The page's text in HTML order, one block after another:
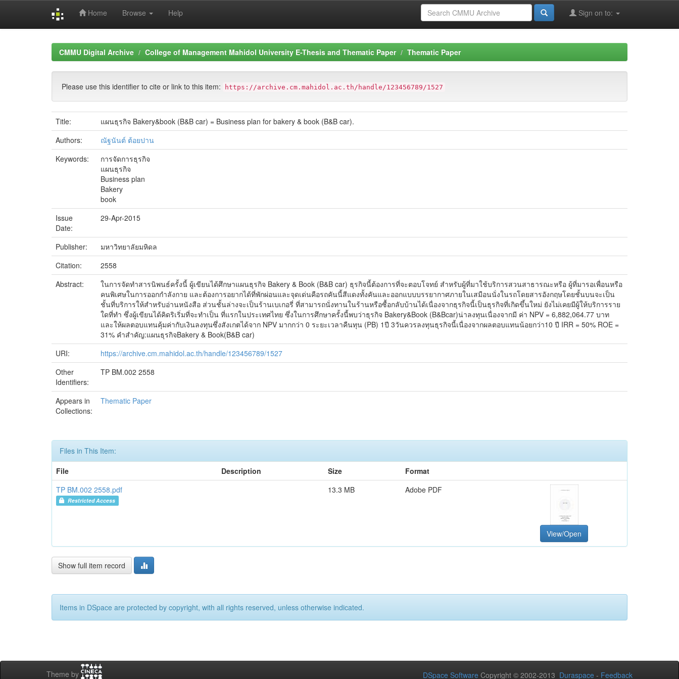
Home Browse Help Sign on to:
CMMU Digital Archive College of Management Mahidol University E-Thesis and Thematic Paper Thematic Paper
Please use this identifier to cite or link to this item: https://archive.cm.mahidol.ac.th/handle/123456789/1527
Title:
แผนธุรกิจ Bakery&book (B&B car) = Business plan for bakery & book (B&B car).
Authors:
ณัฐนันต์ ต้อยปาน
Keywords:
การจัดการธุรกิจ
แผนธุรกิจ
Business plan
Bakery
book
Issue
Date:
29-Apr-2015
Publisher:
มหาวิทยาลัยมหิดล
Citation:
2558
Abstract:
ในการจัดทำสารนิพนธ์ครั้งนี้ ผู้เขียนได้ศึกษาแผนธุรกิจ Bakery & Book (B&B car) ธุรกิจนี้ต้องการที่จะตอบโจทย์ สำหรับผู้ที่มาใช้บริการสวนสาธารณะหรือ ผู้ที่มารอเพื่อนหรือ
คนพิเศษในการออกกำลังกาย และต้องการอยากได้ที่พักผ่อนและจุดเด่นคือรถคันนี้สีแดงทั้งคันและออกแบบบรรยากาศภายในเสมือนนั่งในรถโดยสารอังกฤษโดยชั้นบนจะเป็น
ชั้นที่บริการให้สำหรับอ่านหนังสือ ส่วนชั้นล่างจะเป็นร้านเบเกอรี่ ที่สามารถนั่งทานในร้านหรือซื้อกลับบ้านได้เนื่องจากธุรกิจนี้เป็นธุรกิจที่เกิดขึ้นใหม่ ยังไม่เคยมีผู้ให้บริการราย
ใดที่ทำ ซึ่งผู้เขียนได้คิดริเริ่มที่จะทำเป็น ที่แรกในประเทศไทย ซึ่งในการศึกษาครั้งนี้พบว่าธุรกิจ Bakery&Book (B&Bcar)น่าลงทุนเนื่องจากมี ค่า NPV = 6,882,064.77 บาท
และให้ผลตอบแทนคุ้มค่ากับเงินลงทุนซึ่งสังเกตได้จาก NPV มากกว่า 0 ระยะเวลาคืนทุน (PB) 1ปี 3วันควรลงทุนธุรกิจนี้เนื่องจากผลตอบแทนน้อยกว่า10 ปี IRR = 50% ROE =
31% คำสำคัญ:แผนธุรกิจBakery & Book(B&B car)
URI:
https://archive.cm.mahidol.ac.th/handle/123456789/1527
Other
Identifiers:
TP BM.002 2558
Appears in
Collections:
Thematic Paper
Files in This Item:
File
Description Size
Format
TP BM.002 2558.pdf
Restricted Access
13.3 MB Adobe PDF
View/Open
Show full item record
Items in DSpace are protected by copyright, with all rights reserved, unless otherwise indicated.
Theme by DSpace Software Copyright © 2002-2013 Duraspace - Feedback